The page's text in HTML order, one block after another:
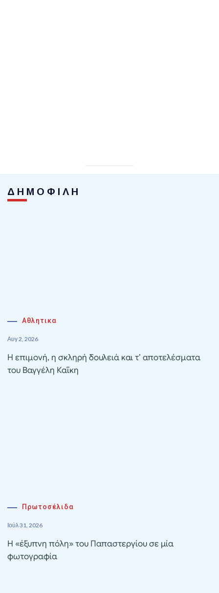
ΔΗΜΟΦΙΛΗ
Αθλητικα
Αυγ 2, 2026
Η επιμονή, η σκληρή δουλειά και τ’ αποτελέσματα
του Βαγγέλη Καΐκη
Πρωτοσέλιδα
Ιούλ 31, 2026
Η «έξυπνη πόλη» του Παπαστεργίου σε μία
φωτογραφία